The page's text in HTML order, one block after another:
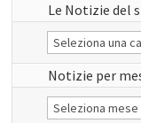
Le Notizie del
Le
Notizie
del
sito
Notizie per
Notizie
per